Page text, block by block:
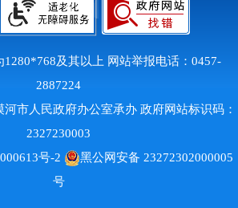
及其以上 网站举报电话：0457-
2887224
市人民政府办公室承办 政府网站标识码：
2327230003
号-2
黑公网安备 23272302000005
号